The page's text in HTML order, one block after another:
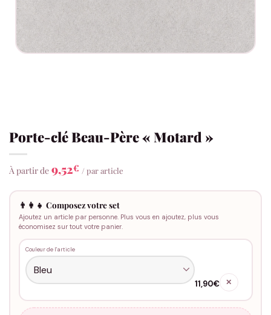
Porte-clé Beau-Père « Motard »
À partir de 9,52€ / par article
👨‍👩‍👧 Composez votre set
Ajoutez un article par personne. Plus vous en ajoutez, plus vous
économisez sur tout votre panier.
Couleur de l'article
11,90€ ✕